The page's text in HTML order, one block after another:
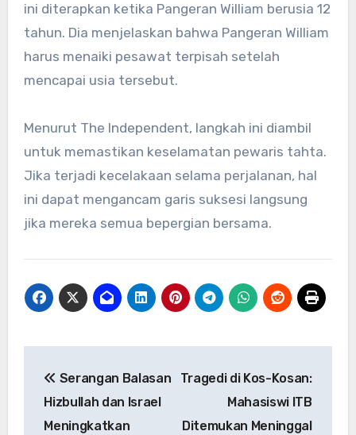
ini diterapkan ketika Pangeran William berusia 12
tahun. Dia menjelaskan bahwa Pangeran William
harus menaiki pesawat terpisah setelah
mencapai usia tersebut.
Menurut The Independent, langkah ini diambil
untuk memastikan keselamatan pewaris tahta.
Jika terjadi kecelakaan selama perjalanan, hal
ini dapat mengancam garis suksesi langsung
jika mereka semua bepergian bersama.
pos
Serangan Balasan
Hizbullah dan Israel
Meningkatkan
Tragedi di Kos-Kosan:
Mahasiswi ITB
Ditemukan Meninggal